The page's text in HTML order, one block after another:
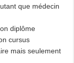
que médecin
diplôme
cursus
mais seulement